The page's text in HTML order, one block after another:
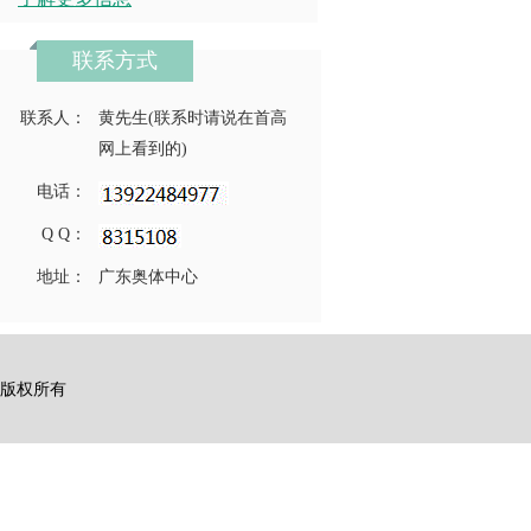
联系方式
联系人：
黄先生(联系时请说在首高
网上看到的)
电话：
Q Q：
地址： 广东奥体中心
权所有